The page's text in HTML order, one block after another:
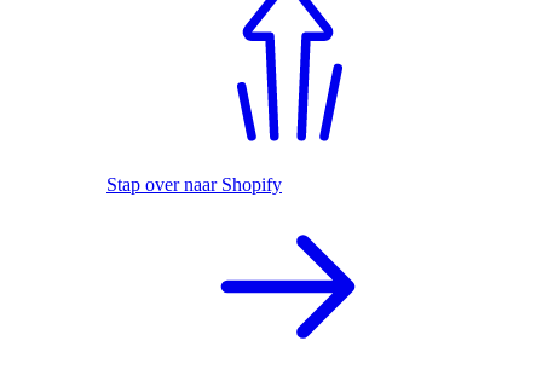
Stap over naar Shopify